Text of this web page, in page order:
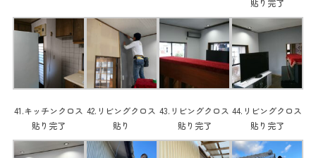
貼り完了
41.キッチンクロス
貼り完了
42.リビングクロス
貼り
43.リビングクロス
貼り完了
44.リビングクロス
貼り完了